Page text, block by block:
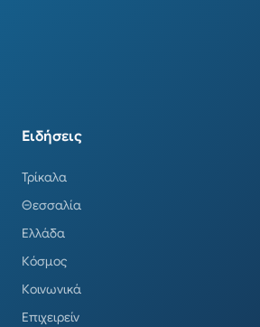
Ειδήσεις
Τρίκαλα
Θεσσαλία
Ελλάδα
Κόσμος
Κοινωνικά
Επιχειρείν